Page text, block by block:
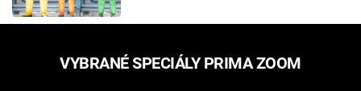
VYBRANÉ SPECIÁLY PRIMA ZOOM